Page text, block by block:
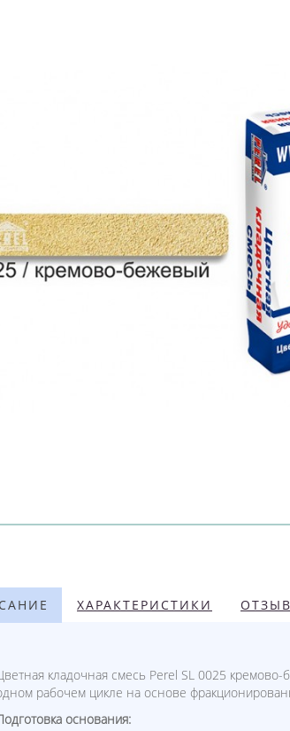
ХАРАКТЕРИСТИКИ
кладочная смесь Perel SL 0025
рабочем цикле на основе
основания: